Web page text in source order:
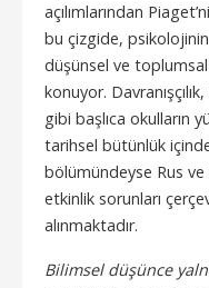
açılımlarından
bu çizgide,
düşünsel ve
konuyor.
gibi başlıca okulların
tarihsel bütünlük
bölümündeyse Rus
etkinlik sorunları
alınmaktadır.
Bilimsel düşünce